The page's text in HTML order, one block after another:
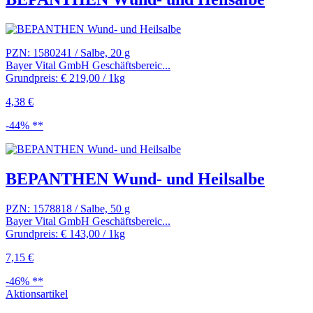
PZN: 1580241 / Salbe, 20 g
Bayer Vital GmbH Geschäftsbereic...
Grundpreis: € 219,00 / 1kg
4,38 €
-44% **
BEPANTHEN Wund- und Heilsalbe
PZN: 1578818 / Salbe, 50 g
Bayer Vital GmbH Geschäftsbereic...
Grundpreis: € 143,00 / 1kg
7,15 €
-46% **
Aktionsartikel